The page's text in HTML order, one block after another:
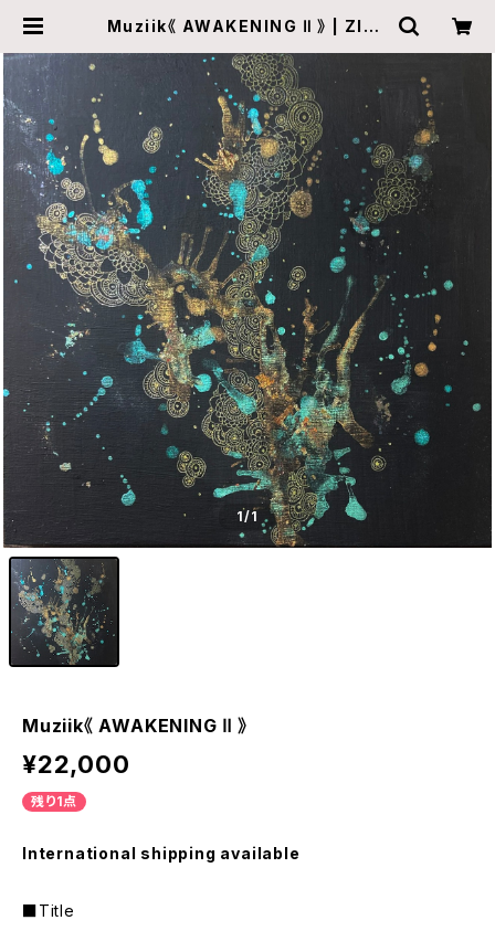
Muziik《 AWAKENING Ⅱ 》 | ZINE
1/1
Muziik《 AWAKENING Ⅱ 》
¥22,000
残り1点
International shipping available
■Title